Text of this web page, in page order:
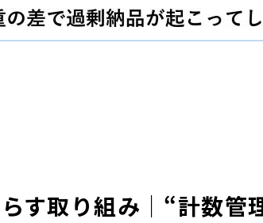
す取り組み｜“計数管